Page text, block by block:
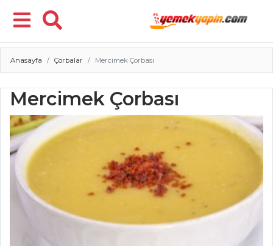
Menü
Anasayfa Çorbalar Mercimek Çorbası
Mercimek Çorbası